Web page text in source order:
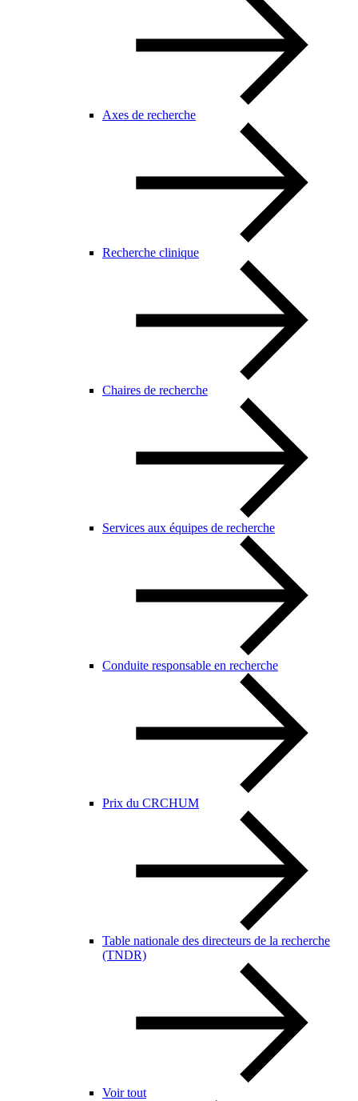
Axes de recherche
Recherche clinique
Chaires de recherche
Services aux équipes de recherche
Conduite responsable en recherche
Prix du CRCHUM
Table nationale des directeurs de la recherche
(TNDR)
Voir tout